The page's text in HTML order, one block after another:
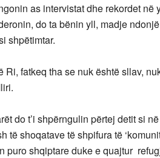
as intervistat dhe rekordet
do ta bënin yll, madje
shpëtimtar.
Ri, fatkeq tha se nuk është sllav,
do t’i shpërngulin përtej detit si
të shoqatave të shpifura të
puro shqiptare duke e quajtur